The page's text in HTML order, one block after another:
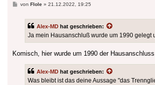
Beitrag
von Flole» 21.12.2022, 19:25
Alex-MD hat geschrieben:
Ja mein Hausanschluß wurde um 1990 gelegt
Komisch, hier wurde um 1990 der
Alex-MD hat geschrieben:
Was bleibt ist das deine Aussage "das